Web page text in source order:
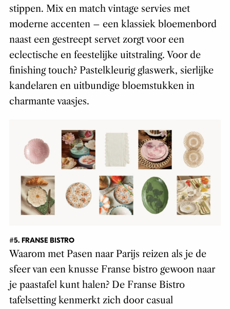
stippen. Mix en match vintage servies met
moderne accenten – een klassiek bloemenbord
naast een gestreept servet zorgt voor een
eclectische en feestelijke uitstraling. Voor de
finishing touch? Pastelkleurig glaswerk, sierlijke
kandelaren en uitbundige bloemstukken in
charmante vaasjes.
#5. FRANSE BISTRO
Waarom met Pasen naar Parijs reizen als je de
sfeer van een knusse Franse bistro gewoon naar
je paastafel kunt halen? De Franse Bistro
tafelsetting kenmerkt zich door casual